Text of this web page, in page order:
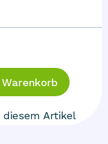
diesem Artikel